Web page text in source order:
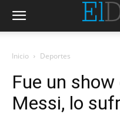
Inicio Deportes
Fue un
Messi, lo